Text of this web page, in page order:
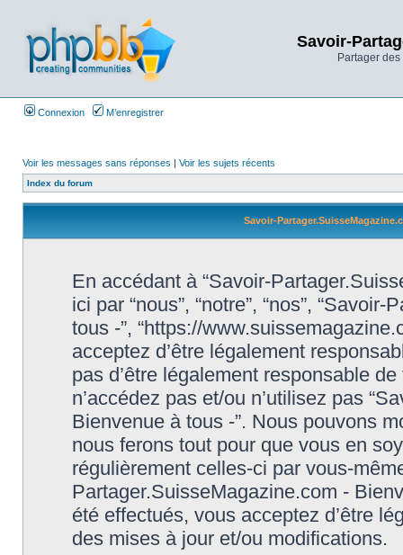
Savoir-
Partager
Connexion M’enregistrer
Voir les messages sans réponses | Voir les sujets récents
Index du forum
Savoir-
En accédant à “Savoir-
ici par “nous”, “notre”, “nos”,
tous -”, “https://
acceptez d’être légalement
pas d’être légalement responsable
n’accédez pas et/ou n’utilisez pas
Bienvenue à tous -”. Nous pouvons
nous ferons tout pour que vous en
régulièrement celles-ci par vous-
Partager.SuisseMagazine.com -
été effectués, vous acceptez d’être
des mises à jour et/ou modifications.